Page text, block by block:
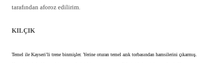
tarafından aforoz edilirim.
KILÇIK
Temel ile Kayseri’li trene binmişler. Yerine oturan temel azık torbasından hamsilerini çıkarmış.